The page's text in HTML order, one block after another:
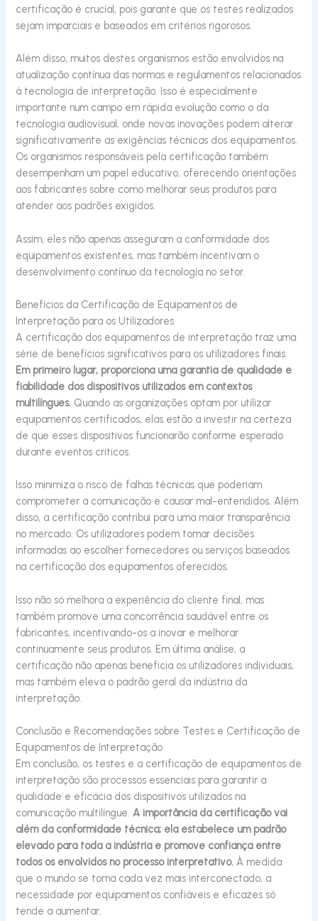
certificação é crucial, pois garante que os testes realizados
sejam imparciais e baseados em critérios rigorosos.
Além disso, muitos destes organismos estão envolvidos na
atualização contínua das normas e regulamentos relacionados
à tecnologia de interpretação. Isso é especialmente
importante num campo em rápida evolução como o da
tecnologia audiovisual, onde novas inovações podem alterar
significativamente as exigências técnicas dos equipamentos.
Os organismos responsáveis pela certificação também
desempenham um papel educativo, oferecendo orientações
aos fabricantes sobre como melhorar seus produtos para
atender aos padrões exigidos.
Assim, eles não apenas asseguram a conformidade dos
equipamentos existentes, mas também incentivam o
desenvolvimento contínuo da tecnologia no setor.
Benefícios da Certificação de Equipamentos de
Interpretação para os Utilizadores
A certificação dos equipamentos de interpretação traz uma
série de benefícios significativos para os utilizadores finais.
Em primeiro lugar, proporciona uma garantia de qualidade e
fiabilidade dos dispositivos utilizados em contextos
multilíngues. Quando as organizações optam por utilizar
equipamentos certificados, elas estão a investir na certeza
de que esses dispositivos funcionarão conforme esperado
durante eventos críticos.
Isso minimiza o risco de falhas técnicas que poderiam
comprometer a comunicação e causar mal-entendidos. Além
disso, a certificação contribui para uma maior transparência
no mercado. Os utilizadores podem tomar decisões
informadas ao escolher fornecedores ou serviços baseados
na certificação dos equipamentos oferecidos.
Isso não só melhora a experiência do cliente final, mas
também promove uma concorrência saudável entre os
fabricantes, incentivando-os a inovar e melhorar
continuamente seus produtos. Em última análise, a
certificação não apenas beneficia os utilizadores individuais,
mas também eleva o padrão geral da indústria da
interpretação.
Conclusão e Recomendações sobre Testes e Certificação de
Equipamentos de Interpretação
Em conclusão, os testes e a certificação de equipamentos de
interpretação são processos essenciais para garantir a
qualidade e eficácia dos dispositivos utilizados na
comunicação multilíngue. A importância da certificação vai
além da conformidade técnica; ela estabelece um padrão
elevado para toda a indústria e promove confiança entre
todos os envolvidos no processo interpretativo. À medida
que o mundo se torna cada vez mais interconectado, a
necessidade por equipamentos confiáveis e eficazes só
tende a aumentar.